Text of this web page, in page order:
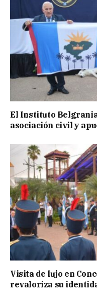
El Instituto
asociación civil y
Visita de lujo en
revaloriza su